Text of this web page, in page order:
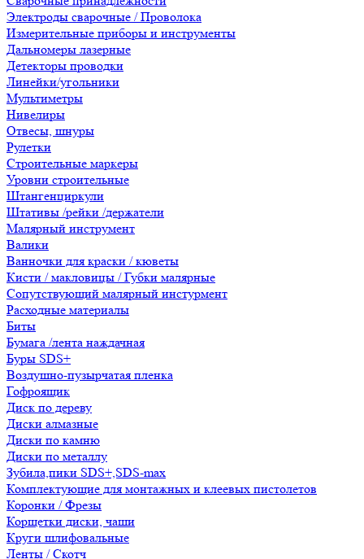
Электроды сварочные / Проволока
Измерительные приборы и инструменты
Дальномеры лазерные
Детекторы проводки
Линейки/угольники
Мультиметры
Нивелиры
Отвесы, шнуры
Рулетки
Строительные маркеры
Уровни строительные
Штангенциркули
Штативы /рейки /держатели
Малярный инструмент
Валики
Ванночки для краски / кюветы
Кисти / макловицы / Губки малярные
Сопутствующий малярный инстурмент
Расходные материалы
Биты
Бумага /лента наждачная
Буры SDS+
Воздушно-пузырчатая пленка
Гофроящик
Диск по дереву
Диски алмазные
Диски по камню
Диски по металлу
Зубила,пики SDS+,SDS-max
Комплектующие для монтажных и клеевых пистолетов
Коронки / Фрезы
Корщетки диски, чаши
Круги шлифовальные
Ленты / Скотч